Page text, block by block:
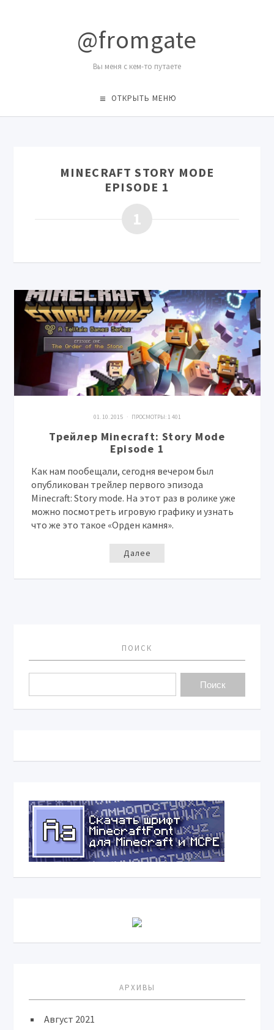
@fromgate
Вы меня с кем-то путаете
ОТКРЫТЬ МЕНЮ
MINECRAFT STORY MODE
EPISODE 1
1
01. 10. 2015 · ПРОСМОТРЫ: 1 401
Трейлер Minecraft: Story Mode
Episode 1
Как нам пообещали, сегодня вечером был
опубликован трейлер первого эпизода
Minecraft: Story mode. На этот раз в ролике уже
можно посмотреть игровую графику и узнать
что же это такое «Орден камня».
Далее
ПОИСК
АРХИВЫ
Август 2021